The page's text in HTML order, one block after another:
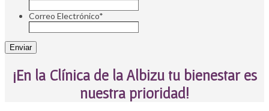
Correo Electrónico*
¡En la Clínica de la Albizu tu bienestar es
nuestra prioridad!